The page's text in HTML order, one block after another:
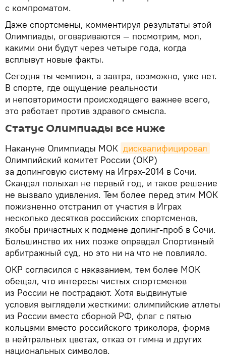
с компроматом.
Даже спортсмены, комментируя результаты этой
Олимпиады, оговариваются — посмотрим, мол,
какими они будут через четыре года, когда
всплывут новые факты.
Сегодня ты чемпион, а завтра, возможно, уже нет.
В спорте, где ощущение реальности
и неповторимости происходящего важнее всего,
это работает против здравого смысла.
Статус Олимпиады все ниже
Накануне Олимпиады МОК дисквалифицировал
Олимпийский комитет России (ОКР)
за допинговую систему на Играх-2014 в Сочи.
Скандал полыхал не первый год, и такое решение
не вызвало удивления. Тем более перед этим МОК
пожизненно отстранил от участия в Играх
несколько десятков российских спортсменов,
якобы причастных к подмене допинг-проб в Сочи.
Большинство их них позже оправдал Спортивный
арбитражный суд, но это ни на что не повлияло.
ОКР согласился с наказанием, тем более МОК
обещал, что интересы чистых спортсменов
из России не пострадают. Хотя выдвинутые
условия выглядели жесткими: олимпийские атлеты
из России вместо сборной РФ, флаг с пятью
кольцами вместо российского триколора, форма
в нейтральных цветах, отказ от гимна и других
национальных символов.